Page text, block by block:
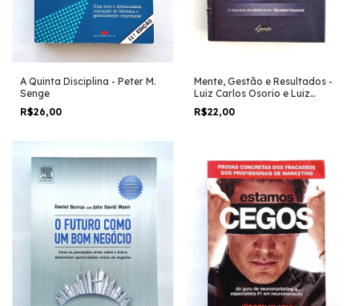
A Quinta Disciplina - Peter M.
Senge
R$26,00
Mente, Gestão e Resultados -
Luiz Carlos Osorio e Luiz
Fernando Garcia
R$22,00